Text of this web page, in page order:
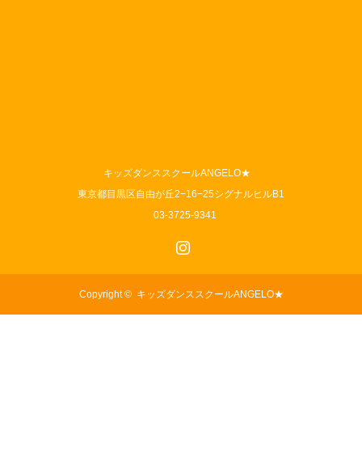
キッズダンススクールANGELO★
東京都目黒区自由が丘2−16−25シグナルヒルB1
03-3725-9341
Copyright © キッズダンススクールANGELO★